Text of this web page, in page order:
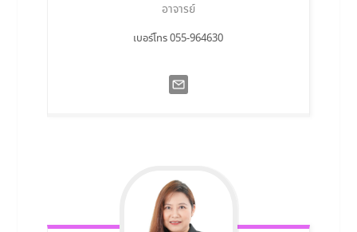
อาจารย์
เบอร์โทร 055-964630